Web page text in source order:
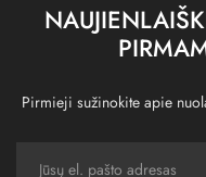
Pirmieji sužinokite apie